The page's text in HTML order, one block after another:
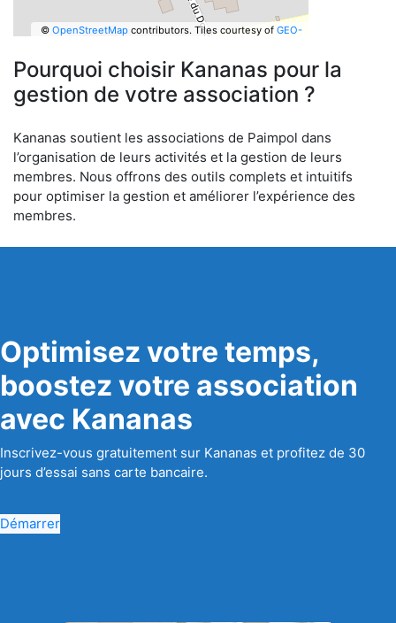
© OpenStreetMapcontributors. Tiles courtesy of GEO-
Pourquoi choisir Kananas pour la
gestion de votre association ?
Kananas soutient les associations de Paimpol dans
l’organisation de leurs activités et la gestion de leurs
membres. Nous offrons des outils complets et intuitifs
pour optimiser la gestion et améliorer l’expérience des
membres.
Optimisez votre temps,
boostez votre association
avec Kananas
Inscrivez-vous gratuitement sur Kananas et profitez de 30
jours d’essai sans carte bancaire.
Démarrer